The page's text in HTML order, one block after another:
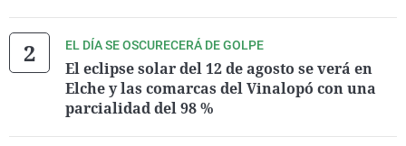
EL DÍA SE OSCURECERÁ DE GOLPE
El eclipse solar del 12 de agosto se verá en
Elche y las comarcas del Vinalopó con una
parcialidad del 98 %